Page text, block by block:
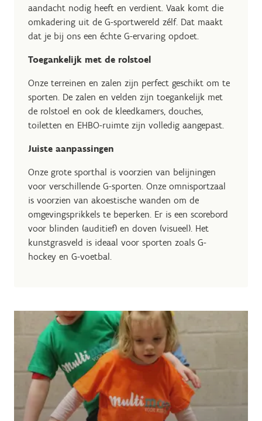
aandacht nodig heeft en verdient. Vaak komt die
omkadering uit de G-sportwereld zélf. Dat maakt
dat je bij ons een échte G-ervaring opdoet.
Toegankelijk met de rolstoel
Onze terreinen en zalen zijn perfect geschikt om te
sporten. De zalen en velden zijn toegankelijk met
de rolstoel en ook de kleedkamers, douches,
toiletten en EHBO-ruimte zijn volledig aangepast.
Juiste aanpassingen
Onze grote sporthal is voorzien van belijningen
voor verschillende G-sporten. Onze omnisportzaal
is voorzien van akoestische wanden om de
omgevingsprikkels te beperken. Er is een scorebord
voor blinden (auditief) en doven (visueel). Het
kunstgrasveld is ideaal voor sporten zoals G-
hockey en G-voetbal.